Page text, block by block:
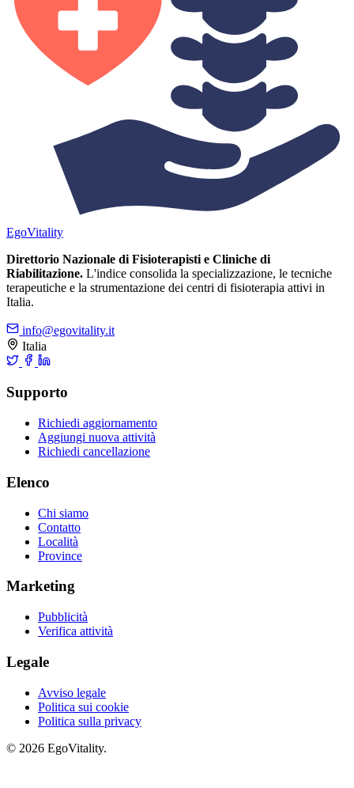
EgoVitality
Direttorio Nazionale di Fisioterapisti e Cliniche di
Riabilitazione. L'indice consolida la specializzazione, le tecniche
terapeutiche e la strumentazione dei centri di fisioterapia attivi in
Italia.
info@egovitality.it
Italia
Supporto
Richiedi aggiornamento
Aggiungi nuova attività
Richiedi cancellazione
Elenco
Chi siamo
Contatto
Località
Province
Marketing
Pubblicità
Verifica attività
Legale
Avviso legale
Politica sui cookie
Politica sulla privacy
© 2026 EgoVitality.